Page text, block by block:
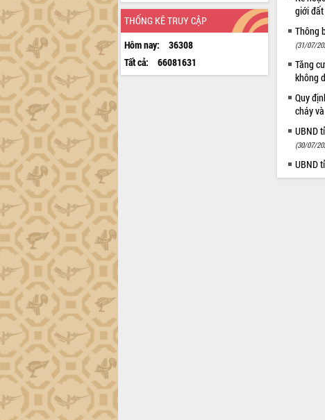
THỐNG KÊ TRUY CẬP
Hôm nay:
36308
Tất cả:
66081631
giới
Thông
(31/07/
Tăng
không
Quy
cháy
UBND
(30/07/
UBND